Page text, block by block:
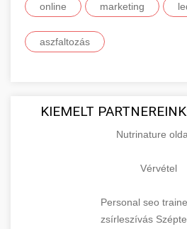
online marketing
aszfaltozás
KIEMELT
Nutrinature
Vérvétel
Personal seo
zsírleszívás